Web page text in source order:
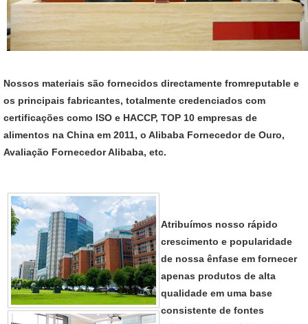
Nossos materiais são fornecidos directamente fromreputable e
os principais fabricantes, totalmente credenciados com
certificações como ISO e HACCP, TOP 10 empresas de
alimentos na China em 2011, o Alibaba Fornecedor de Ouro,
Avaliação Fornecedor Alibaba, etc.
Atribuímos nosso rápido
crescimento e popularidade
de nossa ênfase em fornecer
apenas produtos de alta
qualidade em uma base
consistente de fontes